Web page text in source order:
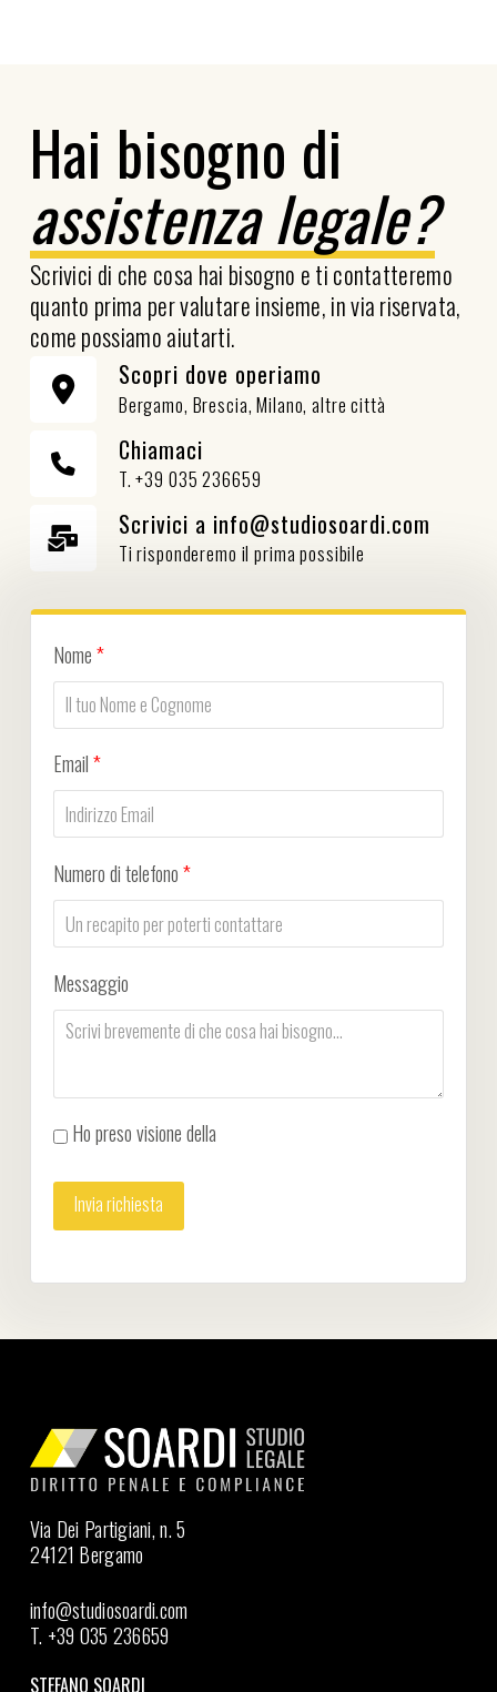
Hai bisogno di
assistenza legale?
Scrivici di che cosa hai bisogno e ti contatteremo
quanto prima per valutare insieme, in via riservata,
come possiamo aiutarti.
Scopri dove operiamo
Bergamo, Brescia, Milano, altre città
Chiamaci
T. +39 035 236659
Scrivici a info@studiosoardi.com
Ti risponderemo il prima possibile
Nome*
Email*
Numero di telefono*
Messaggio
Ho preso visione della
Via Dei Partigiani, n. 5
24121 Bergamo
info@studiosoardi.com
T. +39 035 236659
STEFANO SOARDI